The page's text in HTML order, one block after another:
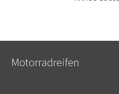
Motorradreifen